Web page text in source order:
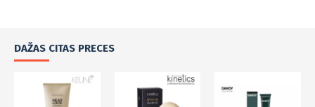
DAŽAS CITAS PRECES